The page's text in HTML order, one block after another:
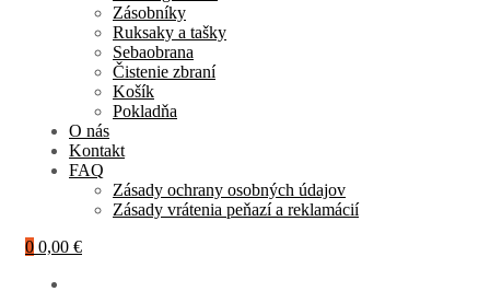
Zásobníky
Ruksaky a tašky
Sebaobrana
Čistenie zbraní
Košík
Pokladňa
O nás
Kontakt
FAQ
Zásady ochrany osobných údajov
Zásady vrátenia peňazí a reklamácií
0 0,00 €